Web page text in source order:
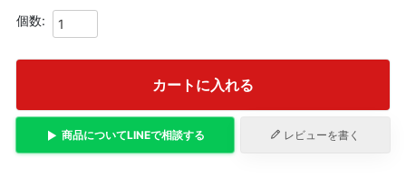
カートに入れる
商品についてLINEで相談する レビューを書く